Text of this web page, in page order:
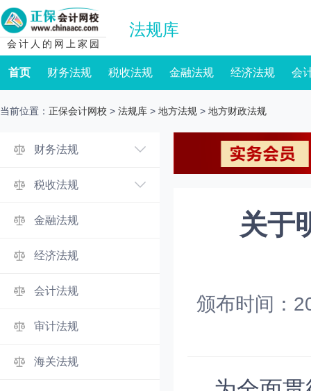
会计人的网上家园
法规库
首页 财务法规 税收法规 金融法规 经济法规 会
当前位置： 正保会计网校 > 法规库 > 地方法规 > 地方财政法规
财务法规
税收法规
金融法规
经济法规
会计法规
审计法规
海关法规
关于
颁布时间：